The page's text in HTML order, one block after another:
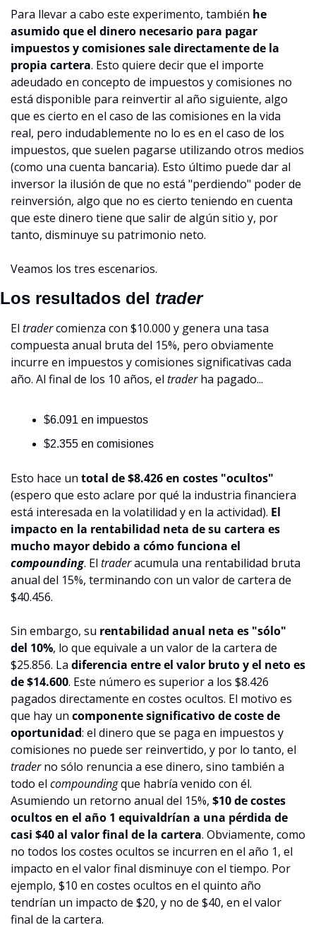
Para llevar a cabo este experimento, también he
asumido que el dinero necesario para pagar
impuestos y comisiones sale directamente de la
propia cartera. Esto quiere decir que el importe
adeudado en concepto de impuestos y comisiones no
está disponible para reinvertir al año siguiente, algo
que es cierto en el caso de las comisiones en la vida
real, pero indudablemente no lo es en el caso de los
impuestos, que suelen pagarse utilizando otros medios
(como una cuenta bancaria). Esto último puede dar al
inversor la ilusión de que no está "perdiendo" poder de
reinversión, algo que no es cierto teniendo en cuenta
que este dinero tiene que salir de algún sitio y, por
tanto, disminuye su patrimonio neto.
Veamos los tres escenarios.
Los resultados del trader
El trader comienza con $10.000 y genera una tasa
compuesta anual bruta del 15%, pero obviamente
incurre en impuestos y comisiones significativas cada
año. Al final de los 10 años, el trader ha pagado...
$6.091 en impuestos
$2.355 en comisiones
Esto hace un total de $8.426 en costes "ocultos"
(espero que esto aclare por qué la industria financiera
está interesada en la volatilidad y en la actividad). El
impacto en la rentabilidad neta de su cartera es
compounding. El trader acumula una rentabilidad bruta
anual del 15%, terminando con un valor de cartera de
$40.456.
Sin embargo, su rentabilidad anual neta es "sólo"
del 10%, lo que equivale a un valor de la cartera de
$25.856. La diferencia entre el valor bruto y el neto es
de $14.600. Este número es superior a los $8.426
pagados directamente en costes ocultos. El motivo es
que hay un componente significativo de coste de
oportunidad: el dinero que se paga en impuestos y
trader no sólo renuncia a ese dinero, sino también a
todo el compounding que habría venido con él.
Asumiendo un retorno anual del 15%, $10 de costes
ocultos en el año 1 equivaldrían a una pérdida de
casi $40 al valor final de la cartera. Obviamente, como
no todos los costes ocultos se incurren en el año 1, el
impacto en el valor final disminuye con el tiempo. Por
ejemplo, $10 en costes ocultos en el quinto año
tendrían un impacto de $20, y no de $40, en el valor
final de la cartera.